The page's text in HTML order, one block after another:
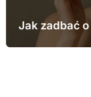
Jak zadbać